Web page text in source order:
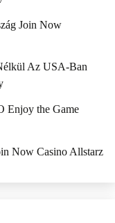
Join Now
Az USA-Ban
Enjoy the Game
Now Casino Allstarz